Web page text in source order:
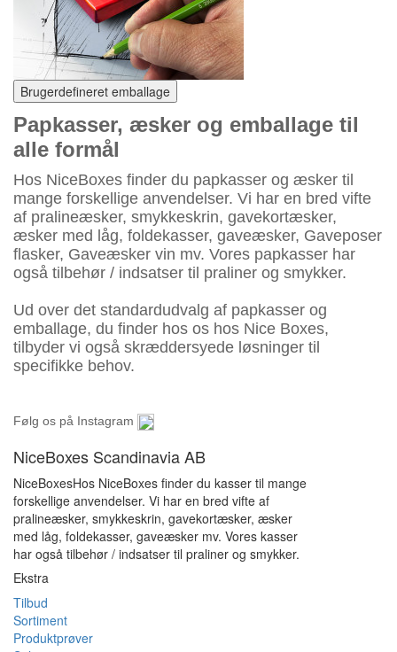
Brugerdefineret emballage
Papkasser, æsker og emballage til
alle formål
Hos NiceBoxes finder du papkasser og æsker til
mange forskellige anvendelser. Vi har en bred vifte
af pralineæsker, smykkeskrin, gavekortæsker,
æsker med låg, foldekasser, gaveæsker, Gaveposer
flasker, Gaveæsker vin mv. Vores papkasser har
også tilbehør / indsatser til praliner og smykker.
Ud over det standardudvalg af papkasser og
emballage, du finder hos os hos Nice Boxes,
tilbyder vi også skræddersyede løsninger til
specifikke behov.
Følg os på Instagram
NiceBoxes Scandinavia AB
NiceBoxesHos NiceBoxes finder du kasser til mange
forskellige anvendelser. Vi har en bred vifte af
pralineæsker, smykkeskrin, gavekortæsker, æsker
med låg, foldekasser, gaveæsker mv. Vores kasser
har også tilbehør / indsatser til praliner og smykker.
Ekstra
Tilbud
Sortiment
Produktprøver